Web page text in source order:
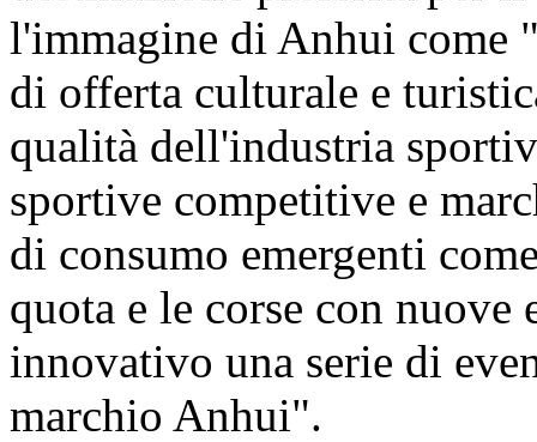
l'immagine di Anhui come
di offerta culturale e
qualità dell'industria
sportive competitive e
di consumo emergenti
quota e le corse con nuove
innovativo una serie di
marchio Anhui".